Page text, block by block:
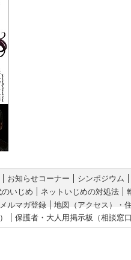
お知らせコーナー
シンポジウム
いじめ ネットいじめの対処法
メルマガ登録
地図（アクセス）・
保護者・大人用掲示板（相談窓